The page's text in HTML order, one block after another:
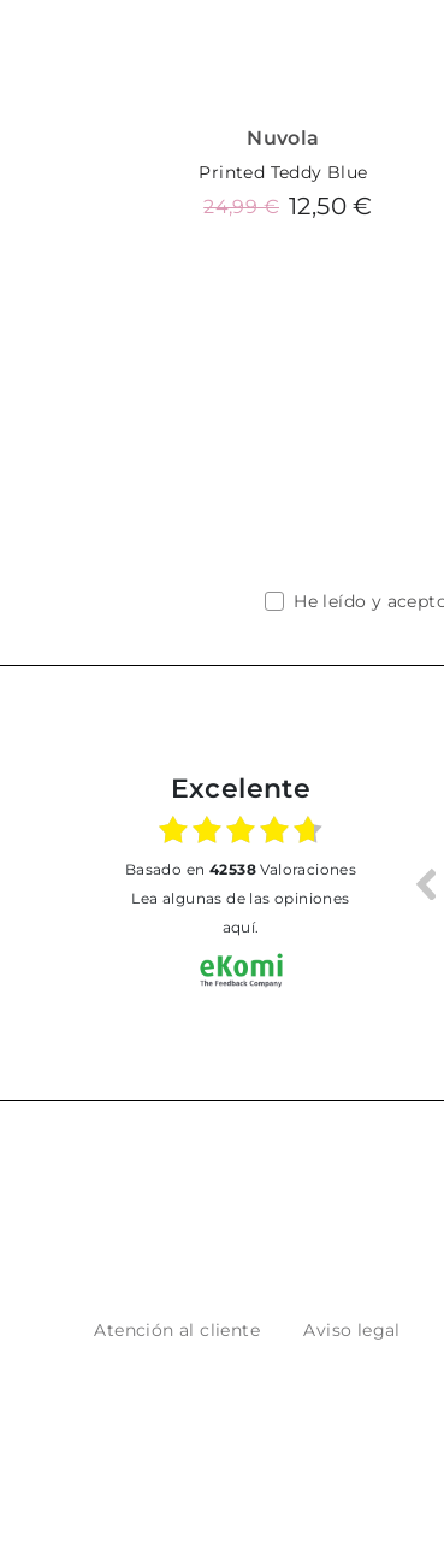
Nuvola
Printed Teddy Blue
12,50 €
24,99 €
He leído y
Excelente
basado en 42538Valoraciones
Lea algunas de las opiniones
aquí.
Atención al cliente Aviso legal